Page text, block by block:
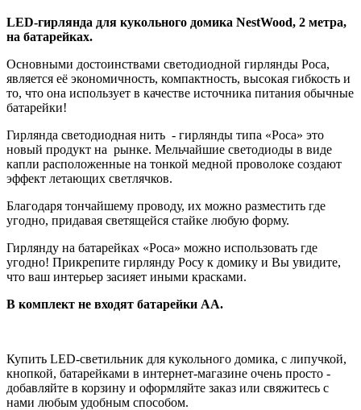
LED-гирлянда для кукольного домика NestWood, 2 метра,
на батарейках.
Основными достоинствами светодиодной гирлянды Роса,
является её экономичность, компактность, высокая гибкость и
то, что она использует в качестве источника питания обычные
батарейки!
Гирлянда светодиодная нить - гирлянды типа «Роса» это
новый продукт на рынке. Мельчайшие светодиоды в виде
капли расположенные на тонкой медной проволоке создают
эффект летающих светлячков.
Благодаря тончайшему проводу, их можно разместить где
угодно, придавая светящейся стайке любую форму.
Гирлянду на батарейках «Роса» можно использовать где
угодно! Прикрепите гирлянду Росу к домику и Вы увидите,
что ваш интерьер засияет иными красками.
В комплект не входят батарейки АА.
Купить LED-светильник для кукольного домика, с липучкой,
кнопкой, батарейками в интернет-магазине очень просто -
добавляйте в корзину и оформляйте заказ или свяжитесь с
нами любым удобным способом.